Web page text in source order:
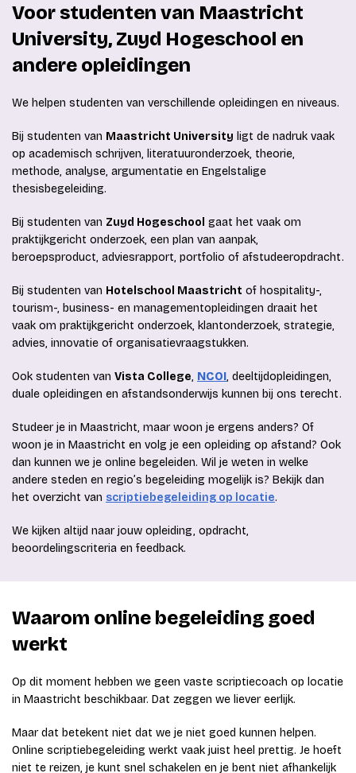
Voor studenten van Maastricht
University, Zuyd Hogeschool en
andere opleidingen
We helpen studenten van verschillende opleidingen en niveaus.
Bij studenten van Maastricht University ligt de nadruk vaak
op academisch schrijven, literatuuronderzoek, theorie,
methode, analyse, argumentatie en Engelstalige
thesisbegeleiding.
Bij studenten van Zuyd Hogeschool gaat het vaak om
praktijkgericht onderzoek, een plan van aanpak,
beroepsproduct, adviesrapport, portfolio of afstudeeropdracht.
Bij studenten van Hotelschool Maastricht of hospitality-,
tourism-, business- en managementopleidingen draait het
vaak om praktijkgericht onderzoek, klantonderzoek, strategie,
advies, innovatie of organisatievraagstukken.
Ook studenten van Vista College, NCOI, deeltijdopleidingen,
duale opleidingen en afstandsonderwijs kunnen bij ons terecht.
Studeer je in Maastricht, maar woon je ergens anders? Of
woon je in Maastricht en volg je een opleiding op afstand? Ook
dan kunnen we je online begeleiden. Wil je weten in welke
andere steden en regio’s begeleiding mogelijk is? Bekijk dan
het overzicht van scriptiebegeleiding op locatie.
We kijken altijd naar jouw opleiding, opdracht,
beoordelingscriteria en feedback.
Waarom online begeleiding goed
werkt
Op dit moment hebben we geen vaste scriptiecoach op locatie
in Maastricht beschikbaar. Dat zeggen we liever eerlijk.
Maar dat betekent niet dat we je niet goed kunnen helpen.
Online scriptiebegeleiding werkt vaak juist heel prettig. Je hoeft
niet te reizen, je kunt snel schakelen en je bent niet afhankelijk